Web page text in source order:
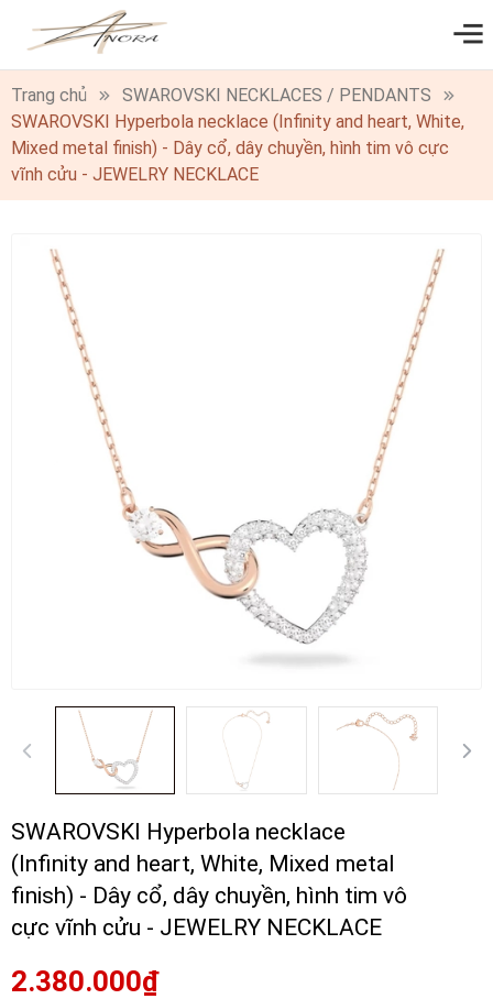
0
Trang chủ
SWAROVSKI NECKLACES / PENDANTS
SWAROVSKI Hyperbola necklace (Infinity and heart, White,
Mixed metal finish) - Dây cổ, dây chuyền, hình tim vô cực
vĩnh cửu - JEWELRY NECKLACE
SWAROVSKI Hyperbola necklace
(Infinity and heart, White, Mixed metal
finish) - Dây cổ, dây chuyền, hình tim vô
cực vĩnh cửu - JEWELRY NECKLACE
2.380.000₫